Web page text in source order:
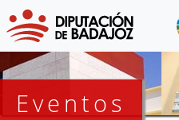
Eventos